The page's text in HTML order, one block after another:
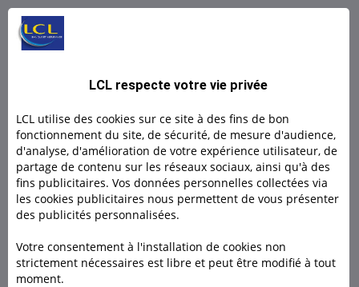
L BY LCL PRO : Un compte 100% digital
micro- entrepreneurs.
Découvrir
Découvrir
LCL respecte votre vie privée
LCL utilise des cookies sur ce site à des fins de bon
fonctionnement du site, de sécurité, de mesure d'audience,
d'analyse, d'amélioration de votre expérience utilisateur, de
partage de contenu sur les réseaux sociaux, ainsi qu'à des
fins publicitaires. Vos données personnelles collectées via
les cookies publicitaires nous permettent de vous présenter
des publicités personnalisées.
Votre consentement à l'installation de cookies non
strictement nécessaires est libre et peut être modifié à tout
moment.